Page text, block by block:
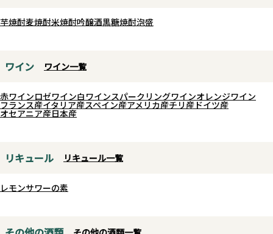
芋焼酎麦焼酎米焼酎吟醸酒黒糖焼酎泡盛
ワイン ワイン一覧
赤ワインロゼワイン白ワインスパークリングワインオレンジワイン
フランス産イタリア産スペイン産アメリカ産チリ産 ドイツ産
オセアニア産日本産
リキュール リキュール一覧
レモンサワーの素